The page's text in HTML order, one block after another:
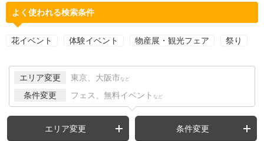
よく使われる検索条件
花イベント 体験イベント 物産展・観光フェア 祭り
エリア変更 東京、大阪市 など
条件変更 フェス、無料イベント など
エリア変更 条件変更